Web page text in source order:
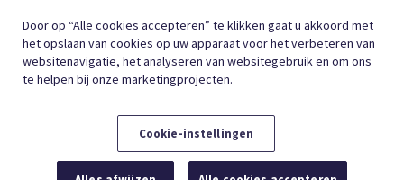
DUTCH (BELGIUM)
FRANÇAIS (BELGIQUE)
Door op “Alle cookies accepteren” te klikken gaat u akkoord met
het opslaan van cookies op uw apparaat voor het verbeteren van
websitenavigatie, het analyseren van websitegebruik en om ons
te helpen bij onze marketingprojecten.
Cookie-instellingen